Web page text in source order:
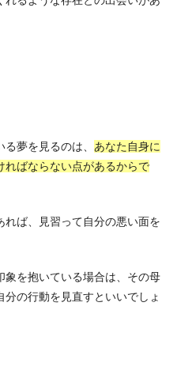
夢を見るのは、 あなた自身に
ればならない点があるからで
ば、見習って自分の悪い面を
象を抱いている場合は、その母
の行動を見直すといいでしょ